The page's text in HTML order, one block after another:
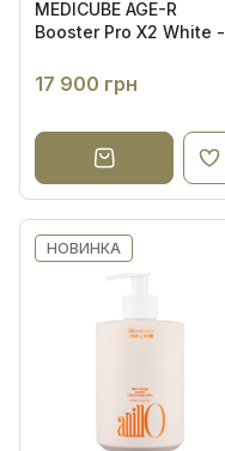
MEDICUBE AGE-R
Booster Pro X2 White -
домашнього догляду
за шкірою 6 в 1
17 900 грн
НОВИНКА